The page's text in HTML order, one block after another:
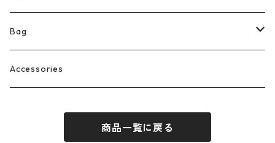
Skirt
Overalls
Jacket
Vest
Long sleeve dress
Short sleeve dress
Bag
Reusable bag
Accessories
商品一覧に戻る